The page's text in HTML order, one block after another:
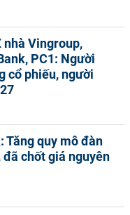
nhà Vingroup,
PC1: Người
cổ phiếu, người
Tăng quy mô đàn
đã chốt giá nguyên